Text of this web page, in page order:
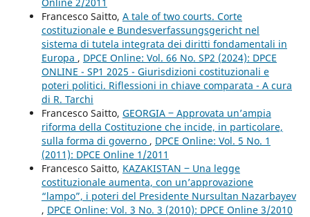
Francesco Saitto, A tale of two courts. Corte
costituzionale e Bundesverfassungsgericht nel
sistema di tutela integrata dei diritti fondamentali in
Europa , DPCE Online: Vol. 66 No. SP2 (2024): DPCE
ONLINE - SP1 2025 - Giurisdizioni costituzionali e
poteri politici. Riflessioni in chiave comparata - A cura
di R. Tarchi
Francesco Saitto, GEORGIA ‒ Approvata un’ampia
riforma della Costituzione che incide, in particolare,
sulla forma di governo , DPCE Online: Vol. 5 No. 1
(2011): DPCE Online 1/2011
Francesco Saitto, KAZAKISTAN ‒ Una legge
costituzionale aumenta, con un’approvazione
“lampo”, i poteri del Presidente Nursultan Nazarbayev
, DPCE Online: Vol. 3 No. 3 (2010): DPCE Online 3/2010